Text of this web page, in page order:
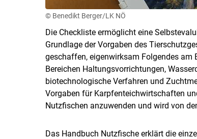
© Benedikt Berger/LK NÖ
Die Checkliste ermöglicht eine
Grundlage der Vorgaben des
geschaffen, eigenwirksam Folgendes am
Bereichen Haltungsvorrichtungen,
biotechnologische Verfahren und
Vorgaben für Karpfenteichwirtschaften
Nutzfischen anzuwenden und wird von
Das Handbuch Nutzfische erklärt die